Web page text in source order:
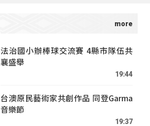
法治國小辦棒球交流賽 4縣市隊伍共
襄盛舉
19:44
台澳原民藝術家共創作品 同登Garma
音樂節
19:37